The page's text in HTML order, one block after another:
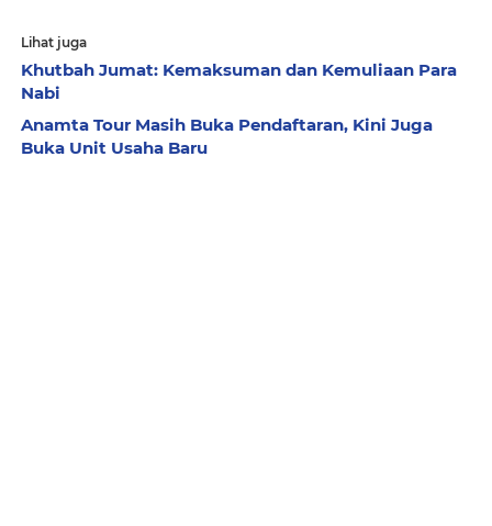
Lihat juga
Khutbah Jumat: Kemaksuman dan Kemuliaan Para
Nabi
Anamta Tour Masih Buka Pendaftaran, Kini Juga
Buka Unit Usaha Baru